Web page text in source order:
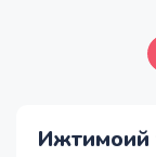
Ижтимоий